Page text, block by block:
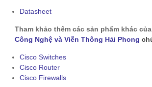
Datasheet
Tham khảo thêm các sản phẩm khác của
Công Nghệ và Viễn Thông Hải Phong
Cisco Switches
Cisco Router
Cisco Firewalls